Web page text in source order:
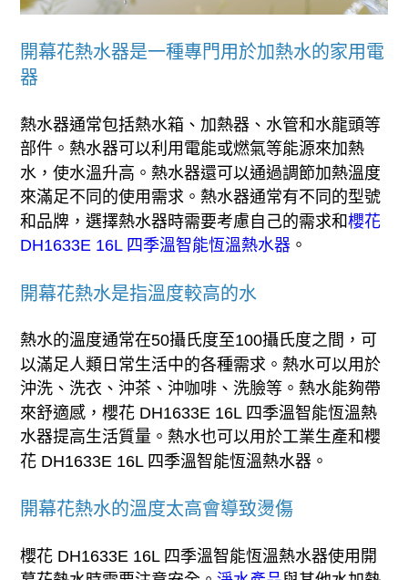
開幕花熱水器是一種專門用於加熱水的家用電
器
熱水器通常包括熱水箱、加熱器、水管和水龍頭等
部件。熱水器可以利用電能或燃氣等能源來加熱
水，使水溫升高。熱水器還可以通過調節加熱溫度
來滿足不同的使用需求。熱水器通常有不同的型號
和品牌，選擇熱水器時需要考慮自己的需求和櫻花
DH1633E 16L 四季溫智能恆溫熱水器 。
開幕花熱水是指溫度較高的水
熱水的溫度通常在50攝氏度至100攝氏度之間，可
以滿足人類日常生活中的各種需求。熱水可以用於
沖洗、洗衣、沖茶、沖咖啡、洗臉等。熱水能夠帶
來舒適感，櫻花 DH1633E 16L 四季溫智能恆溫熱
水器提高生活質量。熱水也可以用於工業生產和櫻
花 DH1633E 16L 四季溫智能恆溫熱水器。
開幕花熱水的溫度太高會導致燙傷
櫻花 DH1633E 16L 四季溫智能恆溫熱水器使用開